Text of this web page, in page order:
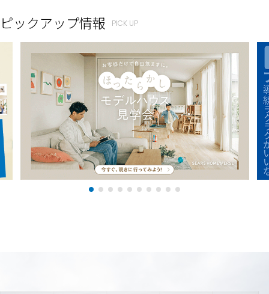
ピックアップ情報 PICK UP